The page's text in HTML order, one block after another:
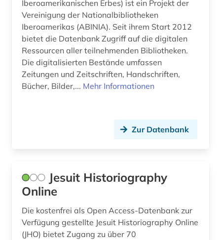
migration (2)
militarismus (1)
mission (1)
mittelamerika (5)
mittlerer osten (1)
nichtstaatliche organisation (1)
nordamerika (2)
Iberoamerikanischen Erbes) ist ein Projekt der
Vereinigung der Nationalbibliotheken
Iberoamerikas (ABINIA). Seit ihrem Start 2012
bietet die Datenbank Zugriff auf die digitalen
Ressourcen aller teilnehmenden Bibliotheken.
Die digitalisierten Bestände umfassen
Zeitungen und Zeitschriften, Handschriften,
Bücher, Bilder,... Mehr Informationen
Zur Datenbank
Jesuit Historiography
Online
Die kostenfrei als Open Access-Datenbank zur
Verfügung gestellte Jesuit Historiography Online
(JHO) bietet Zugang zu über 70